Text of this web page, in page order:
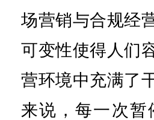
场营销与合规经
可变性使得人们
营环境中充满了
来说，每一次